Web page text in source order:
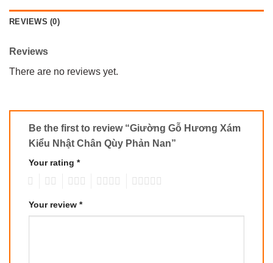
REVIEWS (0)
Reviews
There are no reviews yet.
Be the first to review “Giường Gỗ Hương Xám
Kiểu Nhật Chân Qùy Phản Nan”
Your rating *
Your review *